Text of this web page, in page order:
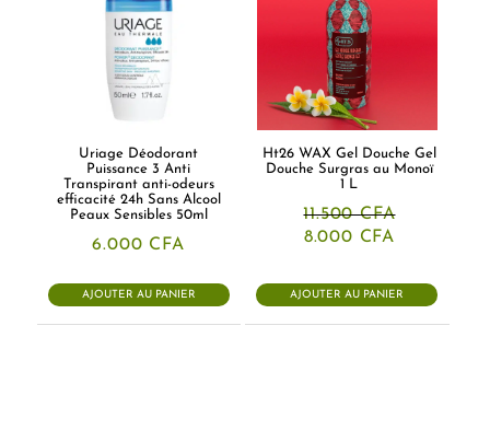
Uriage Déodorant
Puissance 3 Anti
Transpirant anti-odeurs
efficacité 24h Sans Alcool
Peaux Sensibles 50ml
6.000 CFA
AJOUTER AU PANIER
Ht26 WAX Gel Douche Gel
Douche Surgras au Monoï
1 L
11.500CFA
Le
était :
11.500 CFA.
8.000 CFA
est :
8.000 CFA.
AJOUTER AU PANIER